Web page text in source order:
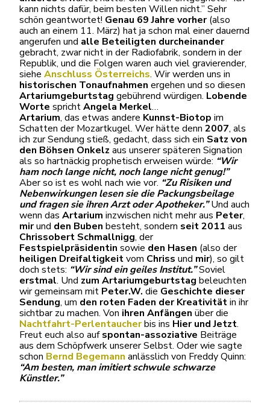
kann nichts dafür, beim besten Willen nicht.” Sehr
schön geantwortet! Genau 69 Jahre vorher(also
auch an einem 11. März) hat ja schon mal einer dauernd
angerufen und alle Beteiligten durcheinander
gebracht, zwar nicht in der Radiofabrik, sondern in der
Republik, und die Folgen waren auch viel gravierender,
siehe Anschluss Österreichs. Wir werden uns in
historischen Tonaufnahmen ergehen und so diesen
Artariumgeburtstag gebührend würdigen. Lobende
Worte sprichtAngela Merkel…
Artarium, das etwas andere Kunnst-Biotop im
Schatten der Mozartkugel. Wer hätte denn 2007, als
ich zur Sendung stieß, gedacht, dass sich ein Satz von
den Böhsen Onkelz aus unserer späteren Signation
als so hartnäckig prophetisch erweisen würde: “Wir
ham noch lange nicht, noch lange nicht genug!”
Aber so ist es wohl nach wie vor. “Zu Risiken und
Nebenwirkungen lesen sie die Packungsbeilage
und fragen sie ihren Arzt oder Apotheker.”Und auch
wenn das Artarium inzwischen nicht mehr aus Peter,
mirund den Buben besteht, sondern seit 2011 aus
Chrissobert Schmallnigg, der
Festspielpräsidentin sowie den Hasen (also der
heiligen Dreifaltigkeitvom Chriss und mir), so gilt
doch stets: “Wir sind ein geiles Institut.”Soviel
erstmal. Und zum Artariumgeburtstag beleuchten
wir gemeinsam mit Peter.W. die Geschichte dieser
Sendung, um den roten Faden der Kreativitätin ihr
sichtbar zu machen. Von ihren Anfängen über die
Nachtfahrt-Perlentaucherbis ins Hier und Jetzt.
Freut euch also aufspontan-assoziative Beiträge
aus dem Schöpfwerk unserer Selbst. Oder wie sagte
schon Bernd Begemann anlässlich von Freddy Quinn:
“Am besten, man imitiert schwule schwarze
Künstler.”